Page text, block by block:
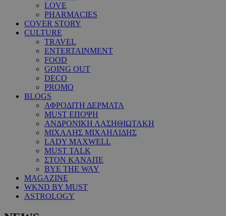
LOVE
PHARMACIES
COVER STORY
CULTURE
TRAVEL
ENTERTAINMENT
FOOD
GOING OUT
DECO
PROMO
BLOGS
ΑΦΡΟΔΙΤΗ ΔΕΡΜΑΤΑ
MUST ΕΠΟΨΗ
ΑΝΔΡΟΝΙΚΗ ΛΑΣΗΘΙΩΤΑΚΗ
ΜΙΧΑΛΗΣ ΜΙΧΑΗΛΙΔΗΣ
LADY MAXWELL
MUST TALK
ΣΤΟΝ ΚΑΝΑΠΕ
BYE THE WAY
MAGAZINE
WKND BY MUST
ASTROLOGY